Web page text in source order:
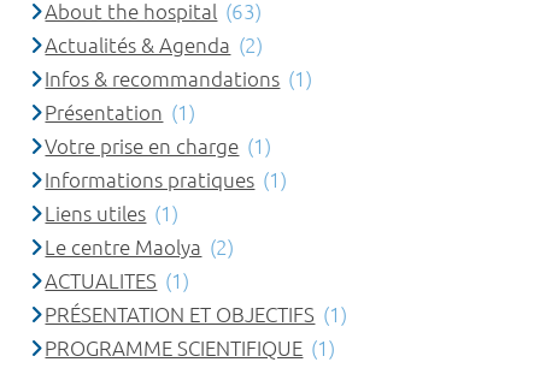
About the hospital (63)
Actualités & Agenda (2)
Infos & recommandations (1)
Présentation (1)
Votre prise en charge (1)
Informations pratiques (1)
Liens utiles (1)
Le centre Maolya (2)
ACTUALITES (1)
PRÉSENTATION ET OBJECTIFS (1)
PROGRAMME SCIENTIFIQUE (1)